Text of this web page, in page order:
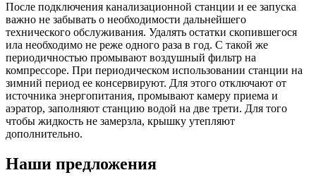
После подключения канализационной станции и ее запуска
важно не забывать о необходимости дальнейшего
технического обслуживания. Удалять остатки скопившегося
ила необходимо не реже одного раза в год. С такой же
периодичностью промывают воздушный фильтр на
компрессоре. При периодическом использовании станции на
зимний период ее консервируют. Для этого отключают от
источника энергопитания, промывают камеру приема и
аэратор, заполняют станцию водой на две трети. Для того
чтобы жидкость не замерзла, крышку утепляют
дополнительно.
Наши предложения